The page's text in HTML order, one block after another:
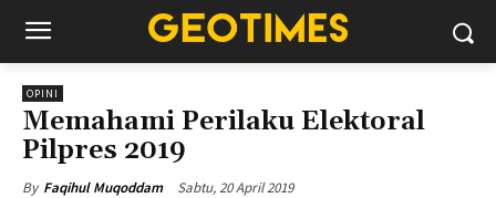
OPINI
Memahami Perilaku Elektoral
Pilpres 2019
By Faqihul Muqoddam Sabtu, 20 April 2019